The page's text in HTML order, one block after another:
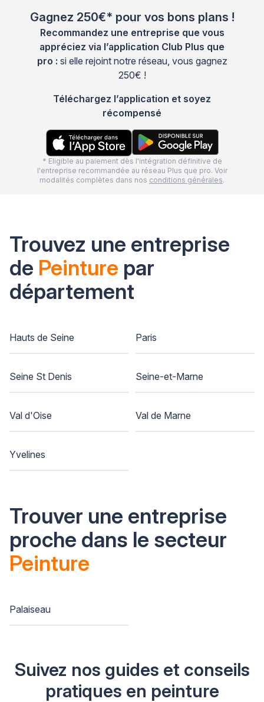
Gagnez 250€* pour vos bons plans !
Recommandez une entreprise que vous
appréciez via l’application Club Plus que
pro : si elle rejoint notre réseau, vous gagnez
250€ !
Téléchargez l’application et soyez
récompensé
* Eligible au paiement dès l'intégration définitive de
l'entreprise recommandée au réseau Plus que pro. Voir
modalités complètes dans nos conditions générales.
Trouvez une entreprise
de Peinture par
département
Hauts de Seine Paris
Seine St Denis Seine-et-Marne
Val d'Oise Val de Marne
Yvelines
Trouver une entreprise
proche dans le secteur
Peinture
Palaiseau
Suivez nos guides et conseils
pratiques en peinture